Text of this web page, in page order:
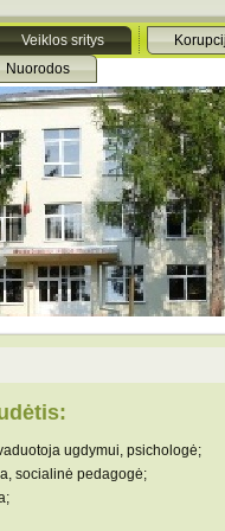
Veiklos sritys
Nuorodos
ugdymui, psichologė;
socialinė pedagogė;